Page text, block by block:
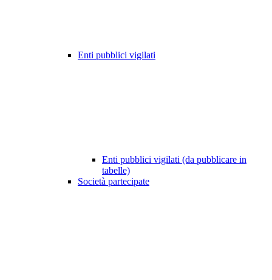
Enti pubblici vigilati
Enti pubblici vigilati (da pubblicare in
tabelle)
Società partecipate